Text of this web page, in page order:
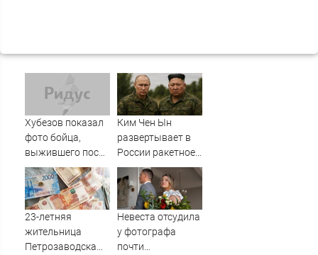
Хубезов показал
фото бойца,
выжившего после
медведя и молнии
Ким Чен Ын
развертывает в
России ракетное
подразделение
для нанесения
ударов по
Украине
23-летняя
жительница
Петрозаводска
Невеста отсудила
у фотографа
почти